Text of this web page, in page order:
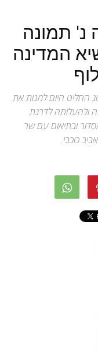
נ' תמונה
המדינה
החליט היום למנות את
ולהעלותה לדרגת
ובתיאום עם שר
כוכבי.